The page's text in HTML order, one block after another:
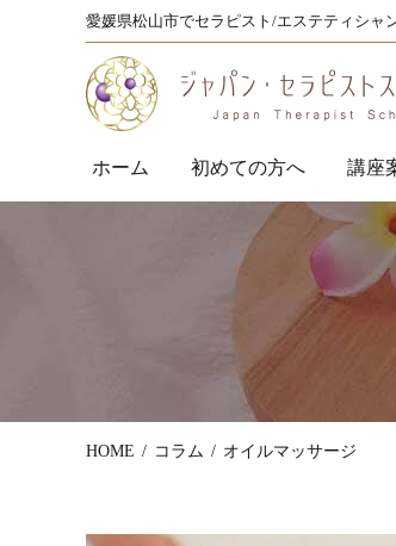
愛媛県松山市でセラピスト/エステティシャ
ホーム 初めての方へ 講座
HOME コラム オイルマッサージ